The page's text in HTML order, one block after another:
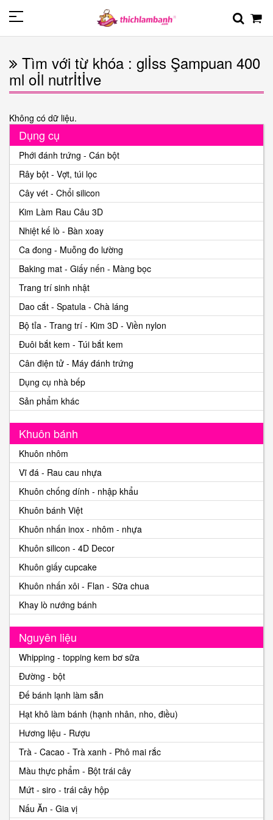
Tìm với từ khóa : glİss Şampuan 400
ml oİl nutrİtİve
Không có dữ liệu.
Dụng cụ
Phới đánh trứng - Cán bột
Rây bột - Vợt, túi lọc
Cây vét - Chổi silicon
Kim Làm Rau Câu 3D
Nhiệt kế lò - Bàn xoay
Ca đong - Muỗng đo lường
Baking mat - Giấy nến - Màng bọc
Trang trí sinh nhật
Dao cắt - Spatula - Chà láng
Bộ tỉa - Trang trí - Kim 3D - Viền nylon
Đuôi bắt kem - Túi bắt kem
Cân điện tử - Máy đánh trứng
Dụng cụ nhà bếp
Sản phẩm khác
Khuôn bánh
Khuôn nhôm
Vĩ đá - Rau cau nhựa
Khuôn chống dính - nhập khẩu
Khuôn bánh Việt
Khuôn nhấn inox - nhôm - nhựa
Khuôn silicon - 4D Decor
Khuôn giấy cupcake
Khuôn nhấn xôi - Flan - Sữa chua
Khay lò nướng bánh
Nguyên liệu
Whipping - topping kem bơ sữa
Đường - bột
Đế bánh lạnh làm sẵn
Hạt khô làm bánh (hạnh nhân, nho, điều)
Hương liệu - Rượu
Trà - Cacao - Trà xanh - Phô mai rắc
Màu thực phẩm - Bột trái cây
Mứt - siro - trái cây hộp
Nấu Ăn - Gia vị